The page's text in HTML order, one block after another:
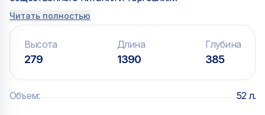
Особенности:
— Вместимость: 6 x GN1/3
— Панель управления: электронная
Технические характеристики:
Читать полностью
Высота
279
Длина
1390
Глубина
385
Объем: 52 л.